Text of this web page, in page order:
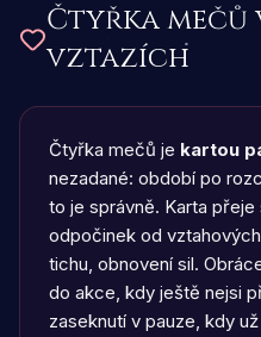
Čtyřka mečů
vztazích
Čtyřka mečů je kartou
nezadané: období po
to je správně. Karta
odpočinek od
tichu, obnovení sil.
do akce, kdy ještě nejsi
zaseknutí v pauze, kdy